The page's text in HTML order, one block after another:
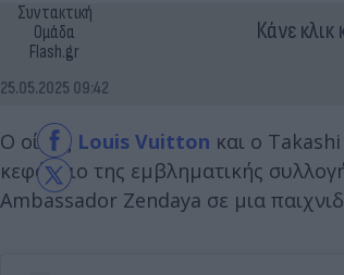
Συντακτική
Ομάδα
Flash.gr
25.05.2025 09:42
Κάνε κλικ
Ο οίκος Louis Vuitton και ο
κεφάλαιο της εμβληματικής
Ambassador Zendaya σε μια